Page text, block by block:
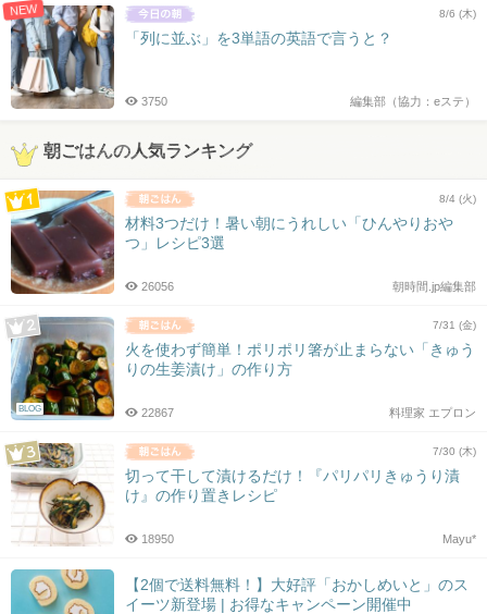
NEW 8/6 (木)
「列に並ぶ」を3単語の英語で言うと？
編集部（協力：eステ）
3750
朝ごはんの人気ランキング
8/4 (火)
材料3つだけ！暑い朝にうれしい「ひんやりおや
つ」レシピ3選
朝時間.jp編集部
26056
BLOG
7/31 (金)
火を使わず簡単！ポリポリ箸が止まらない「きゅう
りの生姜漬け」の作り方
料理家 エプロン
22867
7/30 (木)
切って干して漬けるだけ！『パリパリきゅうり漬
け』の作り置きレシピ
Mayu*
18950
【2個で送料無料！】大好評「おかしめいと」のス
イーツ新登場 | お得なキャンペーン開催中